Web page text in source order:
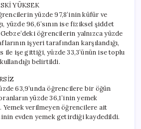
YÜKSEK
yüzde 97,8’inin küfür ve
yüzde 96,6’sının ise fiziksel şiddet
öğrencilerin yalnızca yüzde
işyeri tarafından karşılandığı,
ile işe gittiği, yüzde 33,3’ünün ise toplu
belirtildi.
63,9’unda öğrencilere bir öğün
yüzde 36,1’inin yemek
verilmeyen öğrencilere ait
evden yemek getirdiği kaydedildi.